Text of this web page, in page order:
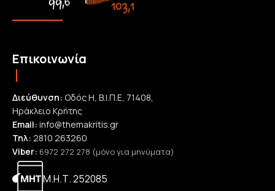
Επικοινωνία
Διεύθυνση: Οδός Η, Β.Ι.Π.Ε, 71408,
Ηράκλειο Κρήτης
Email: info@themakritis.gr
Τηλ: 2810 263260
Viber: 6972 272 278 (μόνο για μηνύματα)
Μ.Η.Τ. 252085